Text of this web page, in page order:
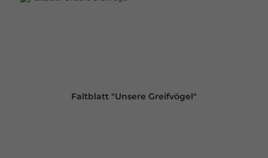
Faltblatt "Unsere Greifvögel"